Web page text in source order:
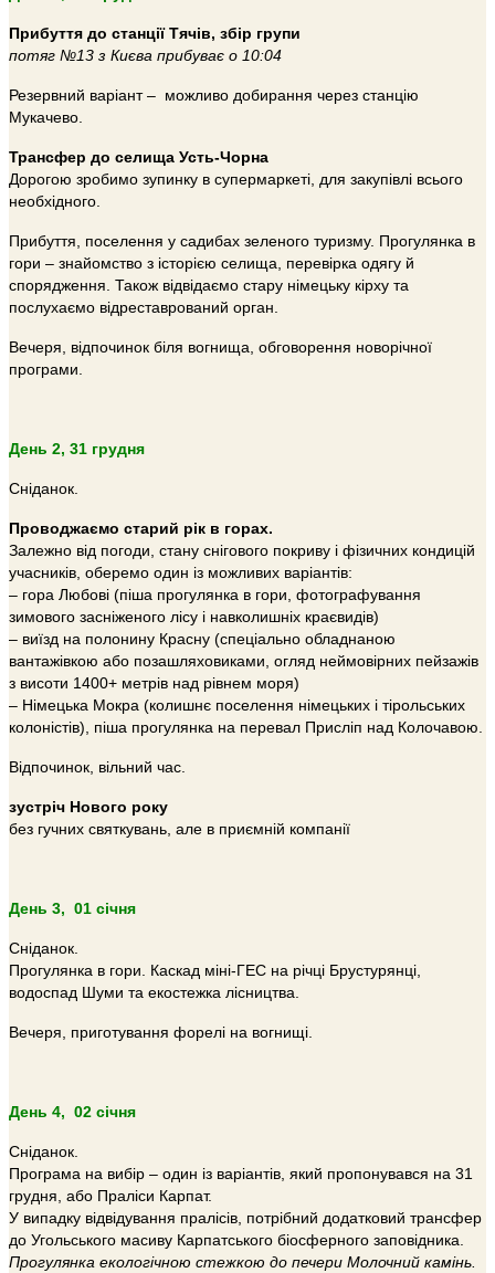
Прибуття до станції Тячів, збір групи
потяг №13 з Києва прибуває о 10:04
Резервний варіант – можливо добирання через станцію
Мукачево.
Трансфер до селища Усть-Чорна
Дорогою зробимо зупинку в супермаркеті, для закупівлі всього
необхідного.
Прибуття, поселення у садибах зеленого туризму. Прогулянка в
гори – знайомство з історією селища, перевірка одягу й
спорядження. Також відвідаємо стару німецьку кірху та
послухаємо відреставрований орган.
Вечеря, відпочинок біля вогнища, обговорення новорічної
програми.
День 2, 31 грудня
Сніданок.
Проводжаємо старий рік в горах.
Залежно від погоди, стану снігового покриву і фізичних кондицій
учасників, оберемо один із можливих варіантів:
– гора Любові (піша прогулянка в гори, фотографування
зимового засніженого лісу і навколишніх краєвидів)
– виїзд на полонину Красну (спеціально обладнаною
вантажівкою або позашляховиками, огляд неймовірних пейзажів
з висоти 1400+ метрів над рівнем моря)
– Німецька Мокра (колишнє поселення німецьких і тірольських
колоністів), піша прогулянка на перевал Присліп над Колочавою.
Відпочинок, вільний час.
зустріч Нового року
без гучних святкувань, але в приємній компанії
День 3, 01 січня
Сніданок.
Прогулянка в гори. Каскад міні-ГЕС на річці Брустурянці,
водоспад Шуми та екостежка лісництва.
Вечеря, приготування форелі на вогнищі.
День 4, 02 січня
Сніданок.
Програма на вибір – один із варіантів, який пропонувався на 31
грудня, або Праліси Карпат.
У випадку відвідування пралісів, потрібний додатковий трансфер
до Угольського масиву Карпатського біосферного заповідника.
Прогулянка екологічною стежкою до печери Молочний камінь.